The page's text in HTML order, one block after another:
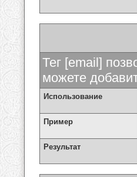
Тег [email]
можете
Использование
Пример
Результат